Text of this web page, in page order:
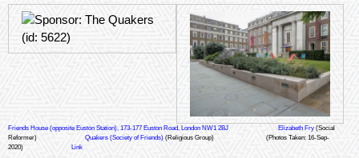
Friends House (opposite Euston Station), 173-177 Euston Road, London NW1 2BJ Elizabeth Fry (Social
Reformer)
Quakers (Society of Friends) (Religious Group)
(Photos Taken: 16-Sep-
2020)
Link